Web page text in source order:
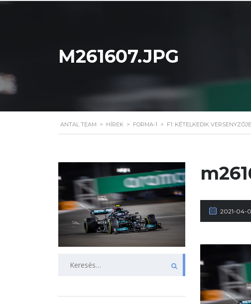
M261607.JPG
ANTAL TEAM > HÍREK > FORMA-1 > F1: KÉTELKEDIK
2021-04-